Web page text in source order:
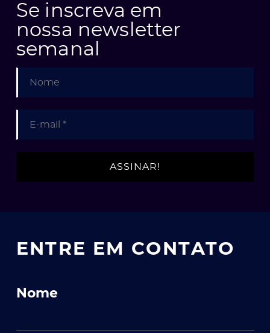
Se inscreva em
nossa newsletter
semanal
ENTRE EM CONTATO
Nome